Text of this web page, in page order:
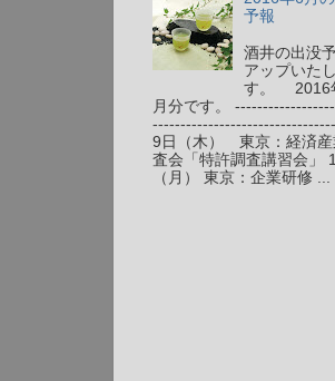
予報
酒井の出没
アップいた
す。 2016
月分です。
9日（木） 東京：経済産
査会「特許調査講習会」
（月） 東京：企業研修 ...